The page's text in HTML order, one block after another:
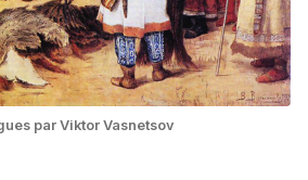
par Viktor Vasnetsov